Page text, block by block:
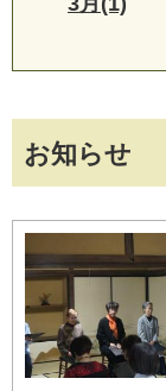
お知らせ